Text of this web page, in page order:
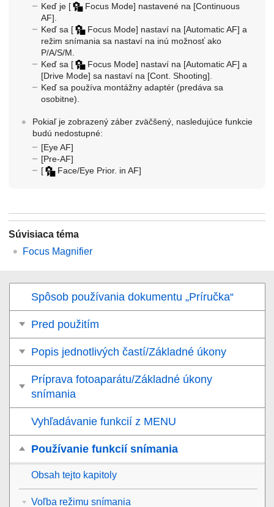
Keď je [ Focus Mode] nastavené na [Continuous
AF]
Keď sa [ Focus Mode] nastaví na [Automatic AF] a
režim snímania sa nastaví na inú možnosť ako
P/A/S/M.
Keď sa [ Focus Mode] nastaví na [Automatic AF] a
[Drive Mode] sa nastaví na [Cont. Shooting]
Keď sa používa montážny adaptér (predáva sa
osobitne).
Pokiaľ je zobrazený záber zväčšený, nasledujúce funkcie
budú nedostupné:
[Eye AF]
[Pre-AF]
[
Face/Eye Prior. in AF]
Súvisiaca téma
Focus Magnifier
Spôsob používania dokumentu „Príručka“
Pred použitím
Popis jednotlivých častí/Základné úkony
Príprava fotoaparátu/Základné úkony
snímania
Vyhľadávanie funkcií z MENU
Používanie funkcií snímania
Obsah tejto kapitoly
Voľba režimu snímania